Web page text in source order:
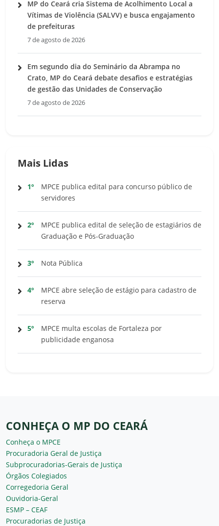
MP do Ceará cria Sistema de Acolhimento Local a
Vítimas de Violência (SALVV) e busca engajamento
de prefeituras
7 de agosto de 2026
Em segundo dia do Seminário da Abrampa no
Crato, MP do Ceará debate desafios e estratégias
de gestão das Unidades de Conservação
7 de agosto de 2026
Mais Lidas
1º
MPCE publica edital para concurso público de
servidores
2º
MPCE publica edital de seleção de estagiários de
Graduação e Pós-Graduação
3º Nota Pública
4º
MPCE abre seleção de estágio para cadastro de
reserva
5º
MPCE multa escolas de Fortaleza por
publicidade enganosa
CONHEÇA O MP DO CEARÁ
Conheça o MPCE
Procuradoria Geral de Justiça
Subprocuradorias-Gerais de Justiça
Órgãos Colegiados
Corregedoria Geral
Ouvidoria-Geral
ESMP – CEAF
Procuradorias de Justiça